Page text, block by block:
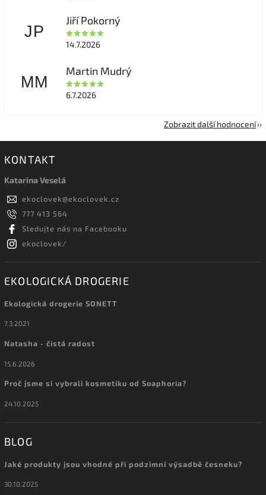
JP
Jiří Pokorný
14.7.2026
MM
Martin Mudrý
6.7.2026
Zobrazit další hodnocení
KONTAKT
Katarina Veselá
ekoclovek@ekoclovek.cz
777 413 564
Sledujte nás na Facebooku
ekoclovek/
EKOLOGICKÁ DROGERIE
Ekologická drogerie SONETT
7.3.2021
Natasha - čistá radost
15.6.2026
Proč jsme si vybrali kosmetiku od Soaphoria?
24.10.2025
BLOG
Jaké produkty jsou vhodné při podzimní výsadbě česneku?
30.10.2025